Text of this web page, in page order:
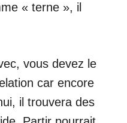
« terne », il
vous devez le
car encore
il trouvera des